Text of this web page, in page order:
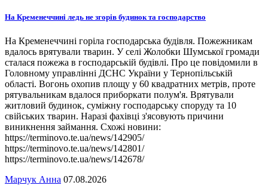
На Кременеччині ледь не згорів будинок та господарство
На Кременеччині горіла господарська будівля. Пожежникам
вдалось врятували тварин. У селі Жолобки Шумської громади
сталася пожежа в господарській будівлі. Про це повідомили в
Головному управлінні ДСНС України у Тернопільській
області. Вогонь охопив площу у 60 квадратних метрів, проте
рятувальникам вдалося приборкати полум'я. Врятували
житловий будинок, суміжну господарську споруду та 10
свійських тварин. Наразі фахівці з'ясовують причини
виникнення займання. Схожі новини:
https://terminovo.te.ua/news/142905/
https://terminovo.te.ua/news/142801/
https://terminovo.te.ua/news/142678/
Марчук Анна 07.08.2026